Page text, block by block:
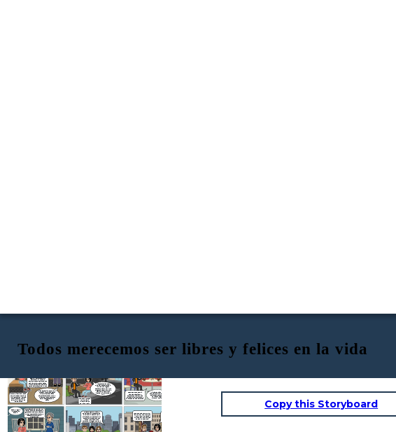
Todos merecemos ser libres y felices en la vida
Buenos dias mama y papa,
como ya saben que ya me
voy a graduar de la prepa,
estoy pesando que voy
estudiar la carrera de
bellas artes
trabajar, y como vas a ganar
dinero mejor estudia una
carrera que si te de un futuro
mejeor, por ejemplo derecho
ser una abogada como tu
Celeste llego a
la casa de su
abuela
Tu otra abuela era un mujer muy
liberal y estudio la carrera que le
gustaba tanto así como dicen tus
padres de que esa carrera no le
iba a dejar un futuro bien y
Hija tu padre y yo hemos
decidido dejar que estudies
libremente la carrera que tu
quieraqs porque entendimos
que cualquiera carrera son
buena y no define a las
no.
BRILLO ESN TUS OJOS QUE
NO VEIA CUANDO ESTABA
HABLOS CON TUS PADRES
SOBRE LA CARRERA!
elegir mi carrera como yo
quiera por favor dame
permiso. Ustedes piensa que
esa carrera no gana nada de
dinero, pero eso no es cierto
es una carrera bonita y la que
me gusta
Me encantaría poder
estudiar esa carrera sin
importa que no gane
bastante dinero es lo que
me gusta hacer la verdad
no me hace sentir con
libertad y ni siquiera soy
feliz
Vamos por un café
y te explico la
importancia de
ser libre y feliz
Además de que es una
facultad también es
derecho que nadie puede
quitarte, siempre y cuando
no afectes a otras personas
Mis padres dicen que
esa carrera, no me va a
dejar nada dbueno no
me va econseguir
dinero ni empleo Copy this Storyboard